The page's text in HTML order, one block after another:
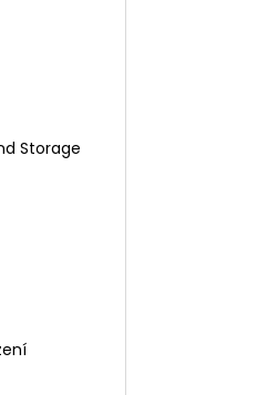
Storage